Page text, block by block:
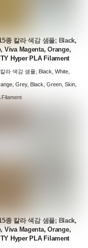
종 칼라 색감 샘플; Black,
Viva Magenta, Orange,
Hyper PLA Filament
라 색감 샘플; Black, White,
Grey, Black, Green, Skin,
Filament
종 칼라 색감 샘플; Black,
Viva Magenta, Orange,
Hyper PLA Filament